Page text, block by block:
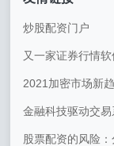
炒股配资门户
又一家证券行情
2021加密市场新
金融科技驱动交
股票配资的风险